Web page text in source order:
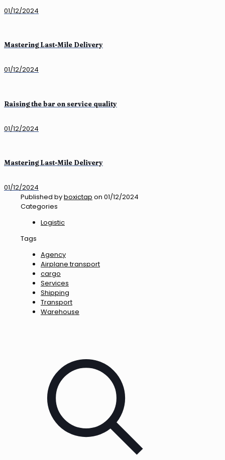
01/12/2024
Mastering Last-Mile Delivery
01/12/2024
Raising the bar on service quality
01/12/2024
Mastering Last-Mile Delivery
01/12/2024
Published byboxictap on 01/12/2024
Categories
Logistic
Tags
Agency
Airplane transport
cargo
Services
Shipping
Transport
Warehouse